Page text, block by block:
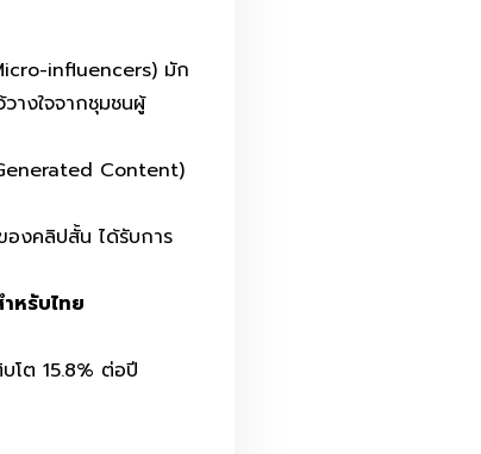
influencers) มัก
างใจจากชุมชนผู้
Content)
องคลิปสั้น ได้รับการ
หรับไทย
บโต 15.8% ต่อปี